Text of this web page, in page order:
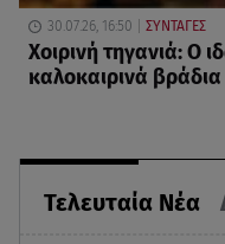
Τελευταία Νέα
30.07.26, 16:50 ΣΥΝΤΑΓΕΣ
Χοιρινή τηγανιά: Ο
καλοκαιρινά βράδια